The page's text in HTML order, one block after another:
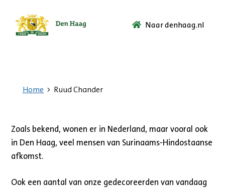
Ga
Naar denhaag.nl
Home Ruud Chander
Zoals bekend, wonen er in Nederland, maar vooral ook
in Den Haag, veel mensen van Surinaams-Hindostaanse
afkomst.
Ook een aantal van onze gedecoreerden van vandaag